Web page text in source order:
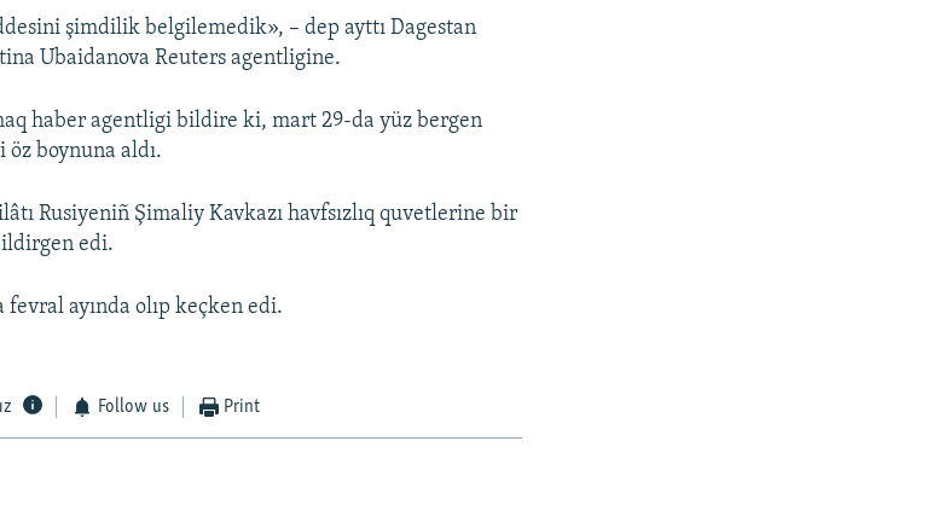
şimdilik belgilemedik», – dep ayttı Dagestan
Ubaidanova Reuters agentligine.
haber agentligi bildire ki, mart 29-da yüz bergen
boynuna aldı.
Rusiyeniñ Şimaliy Kavkazı havfsızlıq quvetlerine bir
edi.
ayında olıp keçken edi.
Follow us Print